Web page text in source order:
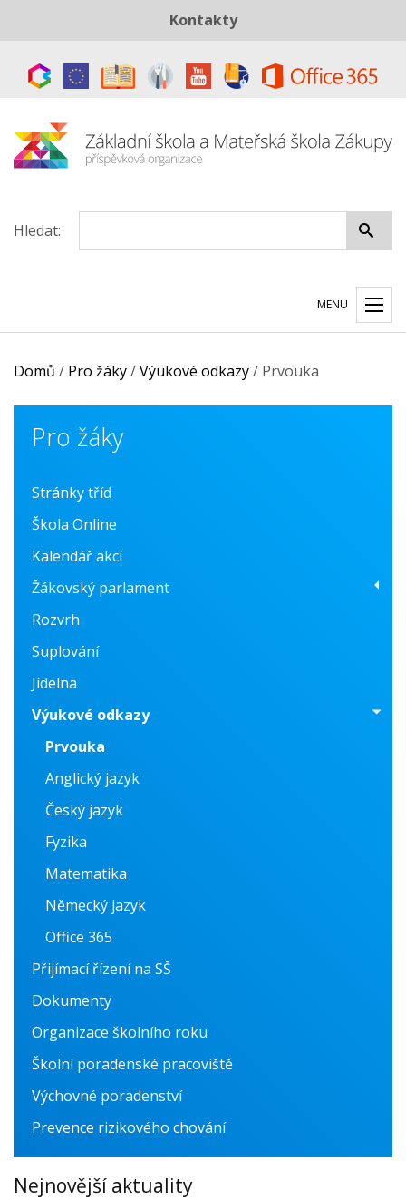
Kontakty
Datová schránka:ye8cp64
Hledat:
MENU
Domů / Pro žáky/Výukové odkazy/ Prvouka
Pro žáky
Stránky tříd
Škola Online
Kalendář akcí
Žákovský parlament
O nás
Fotogalerie
Konzultační centrum
Rozvrh
Suplování
Jídelna
Výukové odkazy
Prvouka
Anglický jazyk
Český jazyk
Fyzika
Matematika
Německý jazyk
Office 365
Přijímací řízení na SŠ
Dokumenty
Organizace školního roku
Školní poradenské pracoviště
Výchovné poradenství
Prevence rizikového chování
Nejnovější aktuality